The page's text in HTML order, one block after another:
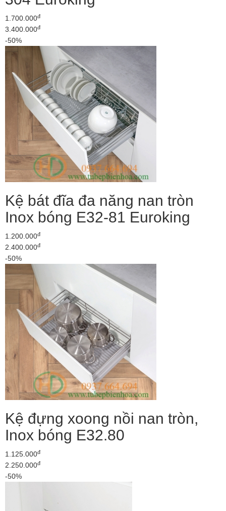
1.700.000đ
3.400.000đ
-50%
Kệ bát đĩa đa năng nan tròn
Inox bóng E32-81 Euroking
1.200.000đ
2.400.000đ
-50%
Kệ đựng xoong nồi nan tròn,
Inox bóng E32.80
1.125.000đ
2.250.000đ
-50%